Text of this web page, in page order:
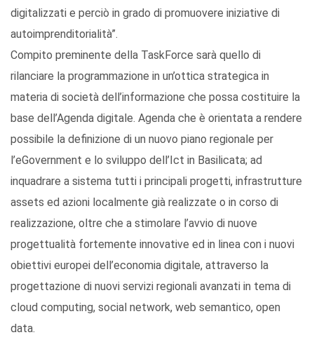
digitalizzati e perciò in grado di promuovere iniziative di
autoimprenditorialità”.
Compito preminente della TaskForce sarà quello di
rilanciare la programmazione in un’ottica strategica in
materia di società dell’informazione che possa costituire la
base dell’Agenda digitale. Agenda che è orientata a rendere
possibile la definizione di un nuovo piano regionale per
l’eGovernment e lo sviluppo dell’Ict in Basilicata; ad
inquadrare a sistema tutti i principali progetti, infrastrutture
assets ed azioni localmente già realizzate o in corso di
realizzazione, oltre che a stimolare l’avvio di nuove
progettualità fortemente innovative ed in linea con i nuovi
obiettivi europei dell’economia digitale, attraverso la
progettazione di nuovi servizi regionali avanzati in tema di
cloud computing, social network, web semantico, open
data.